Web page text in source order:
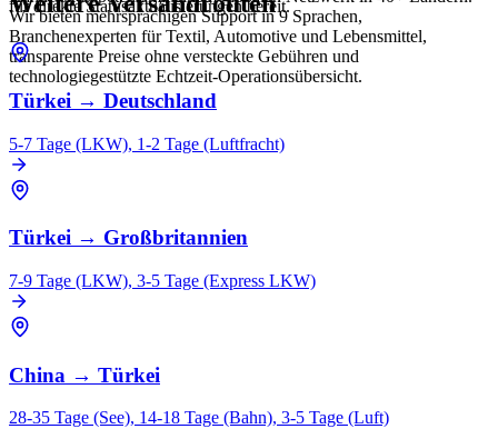
für direkte Statusaktualisierungen bereit.
Wir bieten mehrsprachigen Support in 9 Sprachen,
Branchenexperten für Textil, Automotive und Lebensmittel,
transparente Preise ohne versteckte Gebühren und
technologiegestützte Echtzeit-Operationsübersicht.
Türkei → Deutschland
5-7 Tage (LKW), 1-2 Tage (Luftfracht)
Türkei → Großbritannien
7-9 Tage (LKW), 3-5 Tage (Express LKW)
China → Türkei
28-35 Tage (See), 14-18 Tage (Bahn), 3-5 Tage (Luft)